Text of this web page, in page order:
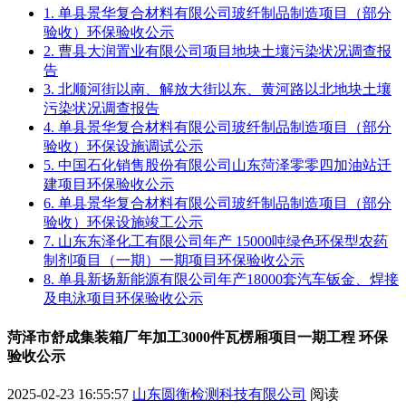
1. 单县景华复合材料有限公司玻纤制品制造项目（部分
验收）环保验收公示
2. 曹县大润置业有限公司项目地块土壤污染状况调查报
告
3. 北顺河街以南、解放大街以东、黄河路以北地块土壤
污染状况调查报告
4. 单县景华复合材料有限公司玻纤制品制造项目（部分
验收）环保设施调试公示
5. 中国石化销售股份有限公司山东菏泽零零四加油站迁
建项目环保验收公示
6. 单县景华复合材料有限公司玻纤制品制造项目（部分
验收）环保设施竣工公示
7. 山东东泽化工有限公司年产 15000吨绿色环保型农药
制剂项目（一期）一期项目环保验收公示
8. 单县新扬新能源有限公司年产18000套汽车钣金、焊接
及电泳项目环保验收公示
菏泽市舒成集装箱厂年加工3000件瓦楞厢项目一期工程 环保
验收公示
2025-02-23 16:55:57 山东圆衡检测科技有限公司 阅读